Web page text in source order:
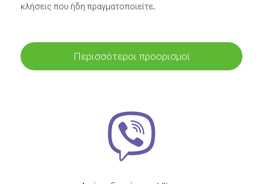
κλήσεις που ήδη πραγματοποιείτε.
Περισσότεροι προορισμοί